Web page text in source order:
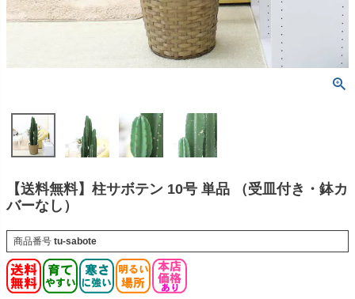
【送料無料】柱サボテン 10号 単品 （受皿付き・鉢カ
バーなし）
商品番号 tu-sabote